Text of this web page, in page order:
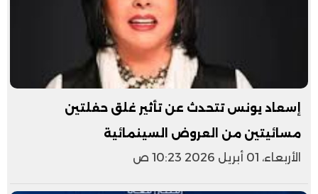
إسعاد يونس تتحدث عن تأثير غلق حفلتين
مسائيتين من العروض السينمائية
الأربعاء، 01 أبريل 2026 10:23 ص